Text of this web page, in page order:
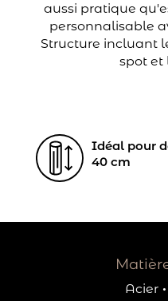
aussi pratique
personnalisable
Structure incluant
spot et
Idéal pour
40 cm
Acier ·